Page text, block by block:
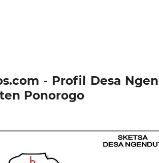
- Profil Desa
Ponorogo